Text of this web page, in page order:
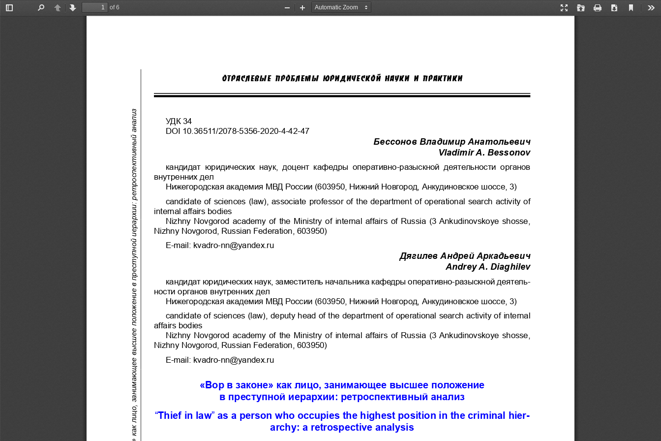
Toggle
PreviousNext
of 6
Presentation
Open Print Download
Current
Zoom
Zoom
ОТРАСЛЕВЫЕ ПРОБЛЕМЫ ЮРИДИЧЕСКОЙ НАУКИ И ПРАКТИКИ
УДК 34
DOI 10.36511/2078-5356-2020-4-42-47
Бессонов Владимир Анатольевич
Vladimir A. Bessonov
кандидат  юридических  наук,  доцент  кафедры  оперативно-разыскной  деятельности  органов
внутренних дел
Нижегородская академия МВД России (603950, Нижний Новгород, Анкудиновское шоссе, 3)
сandidate of sciences (law), associate professor of the department of operational search activity of
internal affairs bodies
Nizhny Novgorod academy of the Ministry of internal affairs of Russia (3 Ankudinovskoye shosse,
Nizhny Novgorod, Russian Federation, 603950)
E-mail: kvadro-nn@yandex.ru
Дягилев Андрей Аркадьевич
Andrey A. Diaghilev
кандидат юридических наук, заместитель начальника кафедры оперативно-разыскной деятель-
ности органов внутренних дел
Нижегородская академия МВД России (603950, Нижний Новгород, Анкудиновское шоссе, 3)
сandidate of sciences (law), deputy head of the department of operational search activity of internal
affairs bodies
Nizhny Novgorod academy of the Ministry of internal affairs of Russia (3 Ankudinovskoye shosse,
Nizhny Novgorod, Russian Federation, 603950)
E-mail: kvadro-nn@yandex.ru
«Вор в законе» как лицо, занимающее высшее положение
в преступной иерархии: ретроспективный анализ
“Thief in law” as a person who occupies the highest position in the criminal hier-
archy: a retrospective analysis